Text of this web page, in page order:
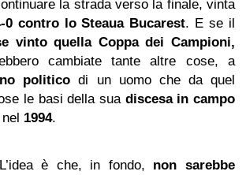
la strada verso la finale, vinta
0 contro lo Steaua Bucarest. E se il
vinto quella Coppa dei Campioni,
cambiate tante altre cose, a
politico di un uomo che da quel
le basi della sua discesa in campo
1994.
è che, in fondo, non sarebbe